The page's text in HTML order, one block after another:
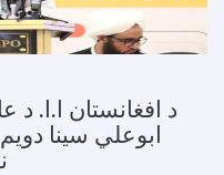
د افغانستان ا.ا. د
ابوعلي سینا